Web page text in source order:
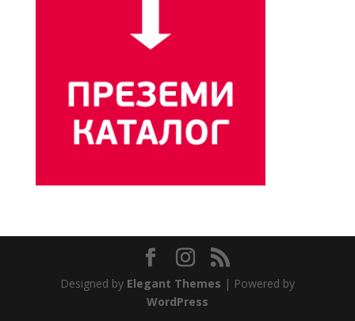
Designed by Elegant Themes | Powered by
WordPress